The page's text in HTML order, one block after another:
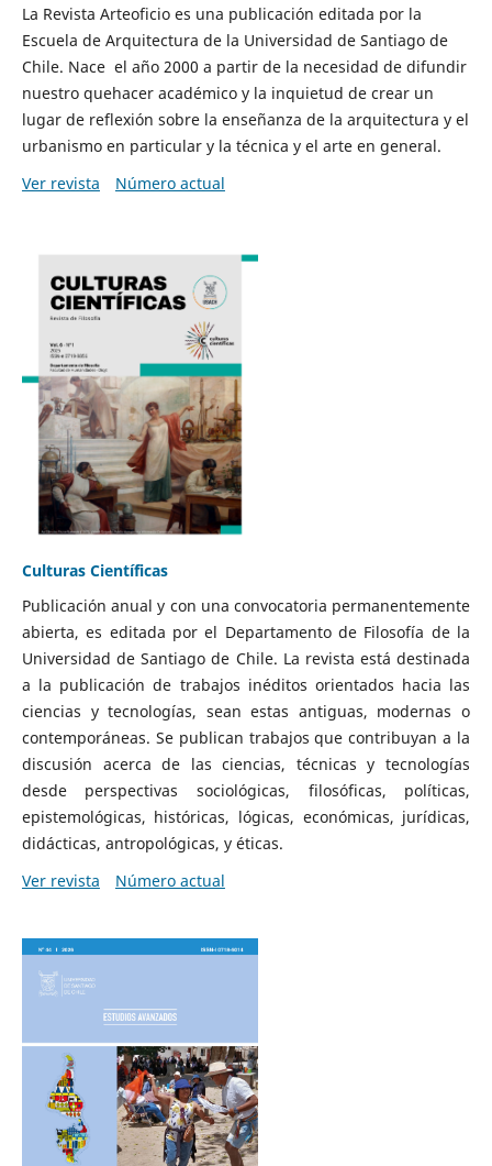
La Revista Arteoficio es una publicación editada por la
Escuela de Arquitectura de la Universidad de Santiago de
Chile. Nace el año 2000 a partir de la necesidad de difundir
nuestro quehacer académico y la inquietud de crear un
lugar de reflexión sobre la enseñanza de la arquitectura y el
urbanismo en particular y la técnica y el arte en general.
Ver revista
Número actual
Culturas Científicas
Publicación anual y con una convocatoria permanentemente
abierta, es editada por el Departamento de Filosofía de la
Universidad de Santiago de Chile. La revista está destinada
a la publicación de trabajos inéditos orientados hacia las
ciencias y tecnologías, sean estas antiguas, modernas o
contemporáneas. Se publican trabajos que contribuyan a la
discusión acerca de las ciencias, técnicas y tecnologías
desde perspectivas sociológicas, filosóficas, políticas,
epistemológicas, históricas, lógicas, económicas, jurídicas,
didácticas, antropológicas, y éticas.
Ver revista
Número actual